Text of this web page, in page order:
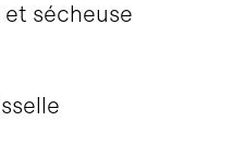
et sécheuse